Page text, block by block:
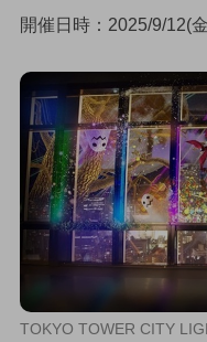
開催日時：2025/9/12(
TOKYO TOWER CITY